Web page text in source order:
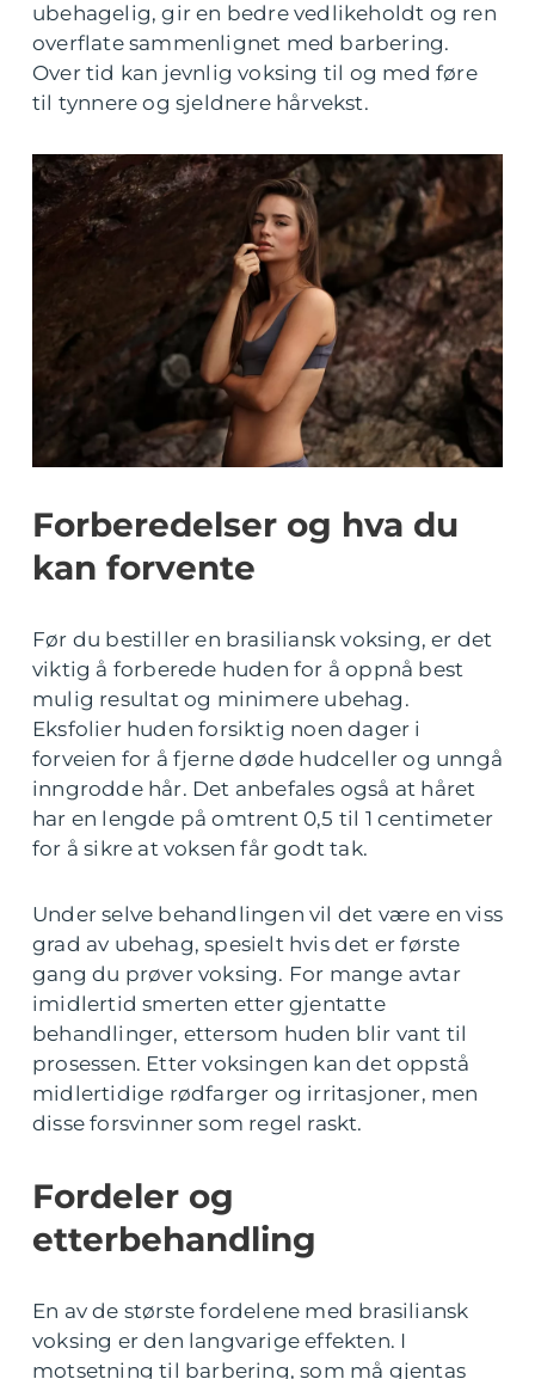
ubehagelig, gir en bedre vedlikeholdt og ren
overflate sammenlignet med barbering.
Over tid kan jevnlig voksing til og med føre
til tynnere og sjeldnere hårvekst.
Forberedelser og hva du
kan forvente
Før du bestiller en brasiliansk voksing, er det
viktig å forberede huden for å oppnå best
mulig resultat og minimere ubehag.
Eksfolier huden forsiktig noen dager i
forveien for å fjerne døde hudceller og unngå
inngrodde hår. Det anbefales også at håret
har en lengde på omtrent 0,5 til 1 centimeter
for å sikre at voksen får godt tak.
Under selve behandlingen vil det være en viss
grad av ubehag, spesielt hvis det er første
gang du prøver voksing. For mange avtar
imidlertid smerten etter gjentatte
behandlinger, ettersom huden blir vant til
prosessen. Etter voksingen kan det oppstå
midlertidige rødfarger og irritasjoner, men
disse forsvinner som regel raskt.
Fordeler og
etterbehandling
En av de største fordelene med brasiliansk
voksing er den langvarige effekten. I
motsetning til barbering, som må gjentas